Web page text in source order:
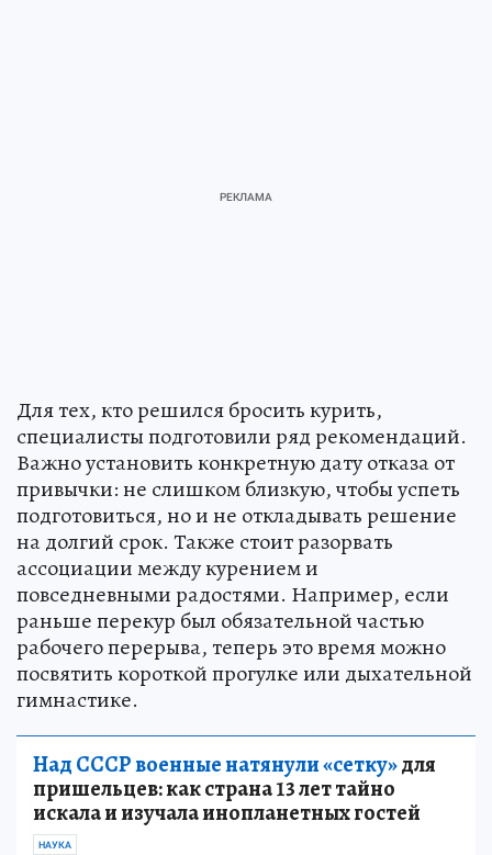
Для тех, кто решился бросить курить,
специалисты подготовили ряд рекомендаций.
Важно установить конкретную дату отказа от
привычки: не слишком близкую, чтобы успеть
подготовиться, но и не откладывать решение
на долгий срок. Также стоит разорвать
ассоциации между курением и
повседневными радостями. Например, если
раньше перекур был обязательной частью
рабочего перерыва, теперь это время можно
посвятить короткой прогулке или дыхательной
гимнастике.
Над СССР военные натянули «сетку»для
пришельцев: как страна 13 лет тайно
искала и изучала инопланетных гостей
НАУКА